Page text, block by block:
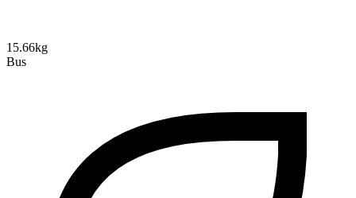
15.66kg
Bus